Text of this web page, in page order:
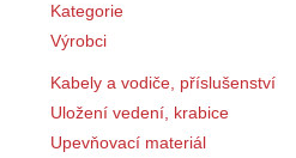
Kategorie
Výrobci
Kabely a vodiče, příslušenství
Uložení vedení, krabice
Upevňovací materiál